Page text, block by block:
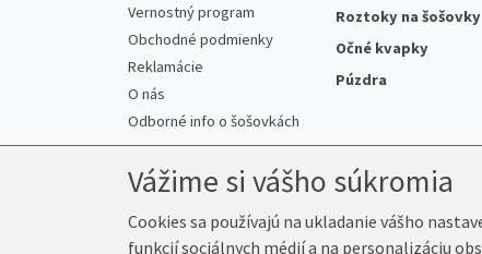
Vernostný program
Obchodné podmienky
Reklamácie
O nás
Odborné info o šošovkách
Roztoky na šošovky
Očné kvapky
Púzdra
Vážime si vášho súkromia
Cookies sa používajú na ukladanie vášho
funkcií sociálnych médií a na personalizáciu